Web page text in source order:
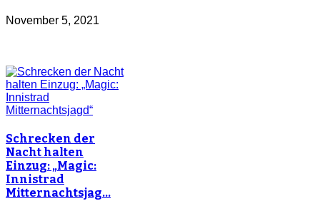
November 5, 2021
Schrecken der
Nacht halten
Einzug: „Magic:
Innistrad
Mitternachtsjag…